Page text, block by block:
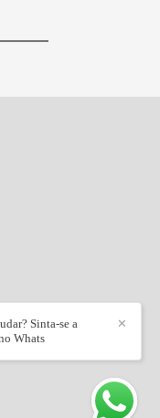
✕
Sinta-se a
Whats